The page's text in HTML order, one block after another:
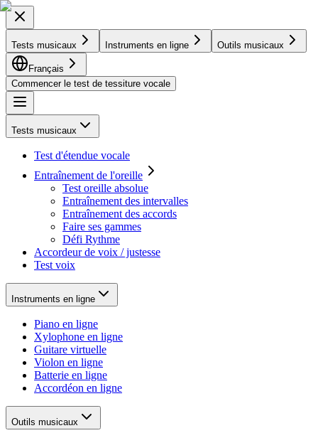
Tests musicaux Instruments en ligne Outils musicaux
Français
Commencer le test de tessiture vocale
Tests musicaux
Test d'étendue vocale
Entraînement de l'oreille
Test oreille absolue
Entraînement des intervalles
Entraînement des accords
Faire ses gammes
Défi Rythme
Accordeur de voix / justesse
Test voix
Instruments en ligne
Piano en ligne
Xylophone en ligne
Guitare virtuelle
Violon en ligne
Batterie en ligne
Accordéon en ligne
Outils musicaux